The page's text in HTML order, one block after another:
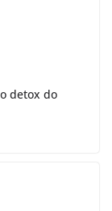
detox do